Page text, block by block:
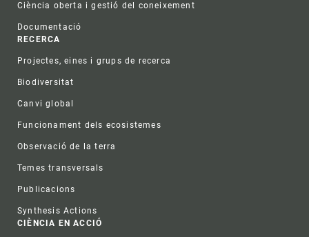
Ciència oberta i gestió del coneixement
Documentació
RECERCA
Projectes, eines i grups de recerca
Biodiversitat
Canvi global
Funcionament dels ecosistemes
Observació de la terra
Temes transversals
Publicacions
Synthesis Actions
CIÈNCIA EN ACCIÓ